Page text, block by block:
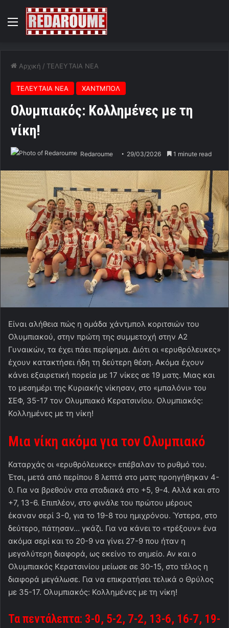
Menu
Αρχική / ΤΕΛΕΥΤΑΙΑ ΝΕΑ
ΤΕΛΕΥΤΑΙΑ ΝΕΑ ΧΑΝΤΜΠΟΛ
Ολυμπιακός: Κολλημένες με τη
νίκη!
Redaroume 29/03/2026 1 minute read
Είναι αλήθεια πώς η ομάδα χάντμπολ κοριτσιών του
Ολυμπιακού, στην πρώτη της συμμετοχή στην Α2
Γυναικών, τα έχει πάει περίφημα. Διότι οι «ερυθρόλευκες»
έχουν κατακτήσει ήδη τη δεύτερη θέση. Ακόμα έχουν
κάνει εξαιρετική πορεία με 17 νίκες σε 19 ματς. Μιας και
το μεσημέρι της Κυριακής νίκησαν, στο «μπαλόνι» του
ΣΕΦ, 35-17 τον Ολυμπιακό Κερατσινίου. Ολυμπιακός:
Κολλημένες με τη νίκη!
Μια νίκη ακόμα για τον Ολυμπιακό
Καταρχάς οι «ερυθρόλευκες» επέβαλαν το ρυθμό του.
Έτσι, μετά από περίπου 8 λεπτά στο ματς προηγήθηκαν 4-
0. Για να βρεθούν στα σταδιακά στο +5, 9-4. Αλλά και στο
+7, 13-6. Επιπλέον, στο φινάλε του πρώτου μέρους
έκαναν σερί 3-0, για το 19-8 του ημιχρόνου. Ύστερα, στο
δεύτερο, πάτησαν… γκάζι. Για να κάνει το «τρέξουν» ένα
ακόμα σερί και το 20-9 να γίνει 27-9 που ήταν η
μεγαλύτερη διαφορά, ως εκείνο το σημείο. Αν και ο
Ολυμπιακός Κερατσινίου μείωσε σε 30-15, στο τέλος η
διαφορά μεγάλωσε. Για να επικρατήσει τελικά ο Θρύλος
με 35-17. Ολυμπιακός: Κολλημένες με τη νίκη!
Τα πεντάλεπτα: 3-0, 5-2, 7-2, 13-6, 16-7, 19-